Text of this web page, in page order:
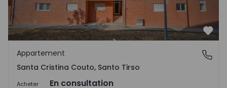
Santa Cristina Couto, Santo Tirso
Appartement
Santa Cristina Couto, Santo Tirso
Acheter En consultation